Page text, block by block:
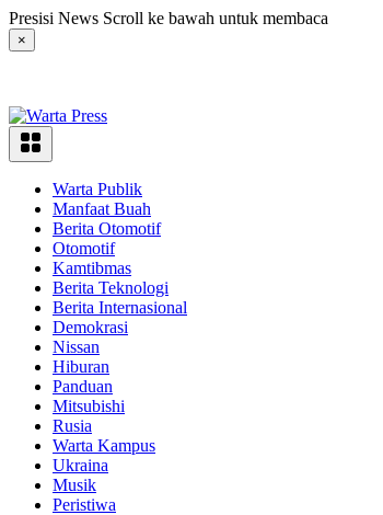
Langsung
ke
konten
Presisi News Scroll ke bawah untuk membaca
×
Warta Publik
Manfaat Buah
Berita Otomotif
Otomotif
Kamtibmas
Berita Teknologi
Berita Internasional
Demokrasi
Nissan
Hiburan
Panduan
Mitsubishi
Rusia
Warta Kampus
Ukraina
Musik
Peristiwa